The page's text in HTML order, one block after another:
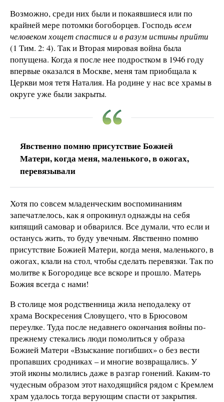
Возможно, среди них были и покаявшиеся или по
крайней мере потомки богоборцев. Господьвсем
человеком хощет спастися и в разум истины прийти
(1 Тим. 2: 4). Так и Вторая мировая война была
попущена. Когда я после нее подростком в 1946 году
впервые оказался в Москве, меня там приобщала к
Церкви моя тетя Наталия. На родине у нас все храмы в
округе уже были закрыты.
Явственно помню присутствие Божией
Матери, когда меня, маленького, в ожогах,
перевязывали
Хотя по совсем младенческим воспоминаниям
запечатлелось, как я опрокинул однажды на себя
кипящий самовар и обварился. Все думали, что если и
останусь жить, то буду увечным. Явственно помню
присутствие Божией Матери, когда меня, маленького, в
ожогах, клали на стол, чтобы сделать перевязки. Так по
молитве к Богородице все вскоре и прошло. Матерь
Божия всегда с нами!
В столице моя родственница жила неподалеку от
храма Воскресения Словущего, что в Брюсовом
переулке. Туда после недавнего окончания войны по-
прежнему стекались люди помолиться у образа
Божией Матери «Взыскание погибших» о без вести
пропавших сродниках – и многие возвращались. У
этой иконы молились даже в разгар гонений. Каким-то
чудесным образом этот находящийся рядом с Кремлем
храм удалось тогда верующим спасти от закрытия.